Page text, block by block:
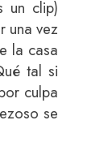
un clip)
una vez
la casa
tal si
culpa
se